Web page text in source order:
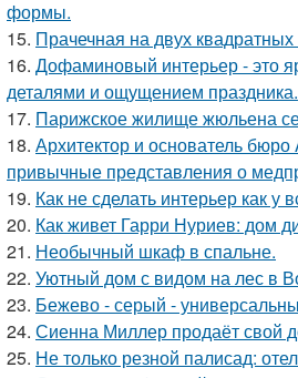
формы.
15. Прачечная на двух квадратных
16. Дофаминовый интерьер - это
деталями и ощущением праздника.
17. Парижское жилище жюльена
18. Архитектор и основатель
привычные представления о
19. Как не сделать интерьер как у
20. Как живет Гарри Нуриев: дом
21. Необычный шкаф в спальне.
22. Уютный дом с видом на лес в
23. Бежево - серый -
24. Сиенна Миллер продаёт свой
25. Не только резной палисад: